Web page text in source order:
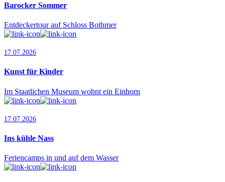
Barocker Sommer
Entdeckertour auf Schloss Bothmer
17.07.2026
Kunst für Kinder
Im Staatlichen Museum wohnt ein Einhorn
17.07.2026
Ins kühle Nass
Feriencamps in und auf dem Wasser